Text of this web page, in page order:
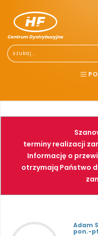
Centrum Dystrybucyjne
NARZĘDZIA
FARBY
terminy realizacji
Informację o
otrzymają Państwo
Adam
pon.-